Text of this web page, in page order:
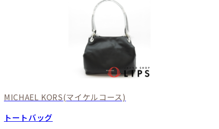
MICHAEL KORS(マイケルコース)
トートバッグ